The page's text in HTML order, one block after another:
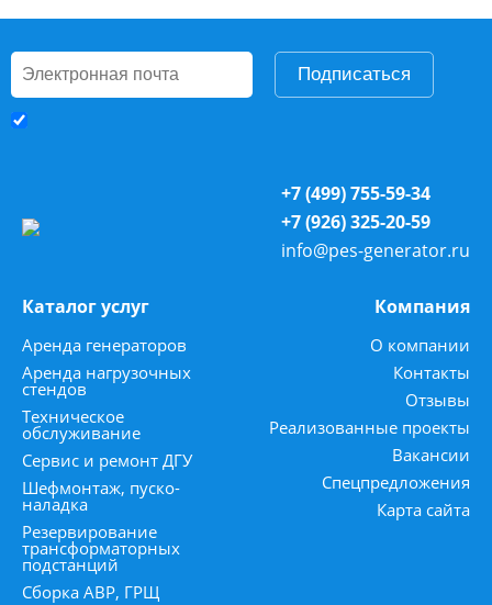
Подписаться
+7 (499) 755-59-34
+7 (926) 325-20-59
info@pes-generator.ru
Каталог услуг
Аренда генераторов
Аренда нагрузочных
стендов
Техническое
обслуживание
Сервис и ремонт ДГУ
Шефмонтаж, пуско-
наладка
Резервирование
трансформаторных
подстанций
Сборка АВР, ГРЩ
Компания
О компании
Контакты
Отзывы
Реализованные проекты
Вакансии
Спецпредложения
Карта сайта